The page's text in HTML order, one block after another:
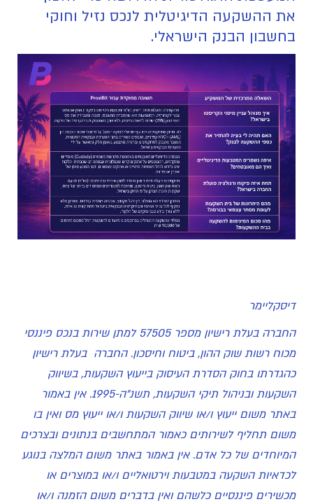
את ההשקעה הדיגיטלית לנכס נזיל וחוקי
בחשבון הבנק הישראלי.
דיסקליימר
החברה בעלת רישיון מספר 57505 למתן שירות בנכס פיננסי
מכוח רשות שוק ההון, ביטוח וחיסכון. החברה בעלת רישיון
כהגדרתו בחוק הסדרת העיסוק בייעוץ השקעות, בשיווק
השקעות ובניהול תיקי השקעות, תשנ"ה-1995. אין באמור
באתר משום ייעוץ ו/או שיווק השקעות ו/או ייעוץ מס ואין בו
משום תחליף לשירותים כאמור המתחשבים בנתונים ובצרכים
המיוחדים של כל אדם. אין באמור באתר משום המלצה בנוגע
לכדאיות השקעה במטבעות וירטואליים ו/או במוצרים או
מכשירים פיננסיים כלשהם ואין בדברים משום הזמנה ו/או